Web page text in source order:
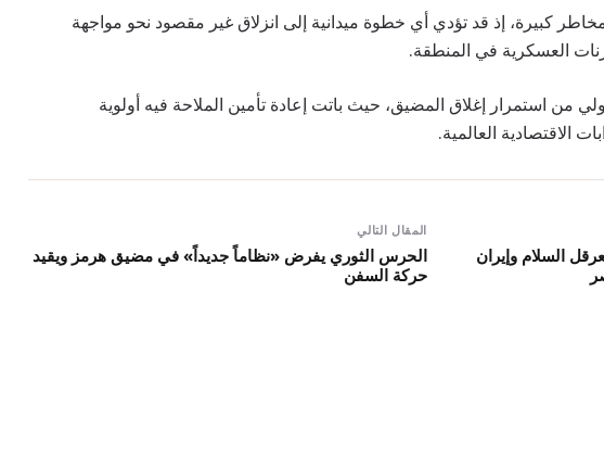
كبيرة، إذ قد تؤدي أي خطوة ميدانية إلى انزلاق غير مقصود نحو مواجهة
العسكرية في المنطقة.
من استمرار إغلاق المضيق، حيث باتت إعادة تأمين الملاحة فيه أولوية
الاقتصادية العالمية.
السلام وإيران
المقال التالي
الحرس الثوري يفرض «نظاماً جديداً» في مضيق هرمز ويقيد
حركة السفن